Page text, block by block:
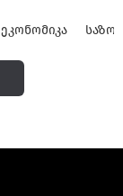
ᲔᲙᲝᲜᲝᲛᲘᲙᲐ